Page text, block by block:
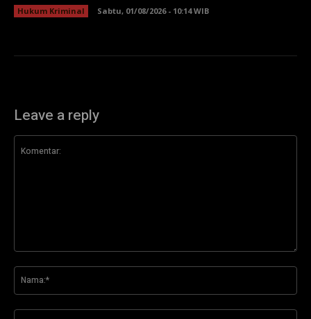
Hukum Kriminal Sabtu, 01/08/2026 - 10:14 WIB
Leave a reply